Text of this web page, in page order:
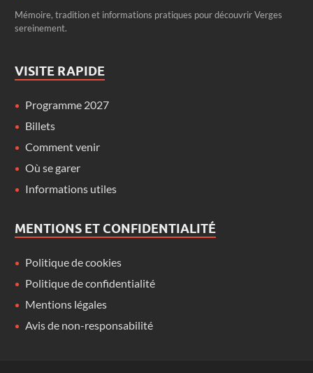
Mémoire, tradition et informations pratiques pour découvrir Verges
sereinement.
VISITE RAPIDE
Programme 2027
Billets
Comment venir
Où se garer
Informations utiles
MENTIONS ET CONFIDENTIALITÉ
Politique de cookies
Politique de confidentialité
Mentions légales
Avis de non-responsabilité